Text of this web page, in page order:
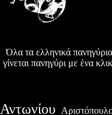
Όλα τα ελληνικά
γίνεται πανηγύρι με ένα
Αντωνίου